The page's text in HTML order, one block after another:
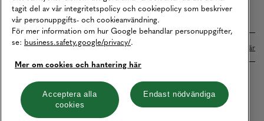
Tillgänglighetsredogörelse
Betalningar online sköts i samarbete med Klarna. Läs mer här
Cookies Integritetspolicy
Hantera cookies
tagit del av vår integritetspolicy och cookiepolicy som beskriver
vår personuppgifts- och cookieanvändning.
För mer information om hur Google behandlar personuppgifter,
se: business.safety.google/privacy/.
Mer om cookies och hantering här
Acceptera alla
cookies
Endast nödvändiga